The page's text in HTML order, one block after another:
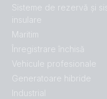
Sisteme de rezervă și
insulare
Maritim
Înregistrare închisă
Vehicule profesionale
Generatoare hibride
Industrial